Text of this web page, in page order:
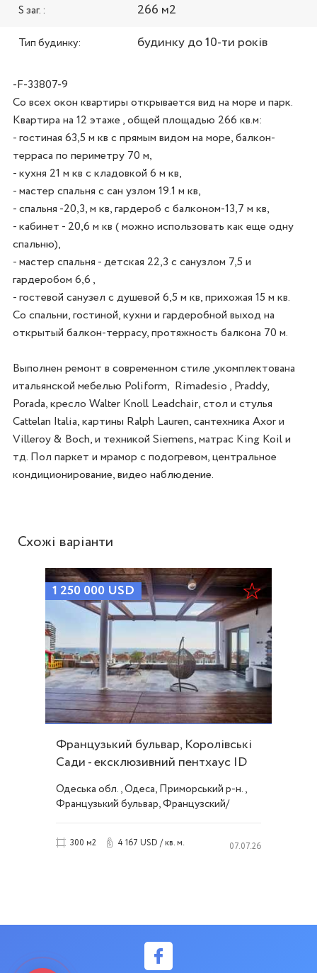
S заг. : 266 м2
Тип будинку: будинку до 10-ти років
-F-33807-9
Со всех окон квартиры открывается вид на море и парк.
Квартира на 12 этаже , общей площадью 266 кв.м:
- гостиная 63,5 м кв с прямым видом на море, балкон-
терраса по периметру 70 м,
- кухня 21 м кв с кладовкой 6 м кв,
- мастер спальня с сан узлом 19.1 м кв,
- спальня -20,3, м кв, гардероб с балконом-13,7 м кв,
- кабинет - 20,6 м кв ( можно использовать как еще одну
спальню),
- мастер спальня - детская 22,3 с санузлом 7,5 и
гардеробом 6,6 ,
- гостевой санузел с душевой 6,5 м кв, прихожая 15 м кв.
Со спальни, гостиной, кухни и гардеробной выход на
открытый балкон-террасу, протяжность балкона 70 м.
Выполнен ремонт в современном стиле ,укомплектована
итальянской мебелью Poliform,  Rimadesio , Praddy,
Porada, кресло Walter Knoll Leadchair, стол и стулья
Cattelan Italia, картины Ralph Lauren, сантехника Axor и
Villeroy & Boch, и техникой Siemens, матрас King Koil и
тд. Пол паркет и мрамор с подогревом, центральное
кондиционирование, видео наблюдение.
Схожі варіанти
1 250 000 USD
Французький бульвар, Королівські
Сади - ексклюзивний пентхаус ID
52984
Одеська обл., Одеса, Приморський р-н.,
Французький бульвар, Французский/
300 м2 4 167 USD / кв. м. 07.07.26